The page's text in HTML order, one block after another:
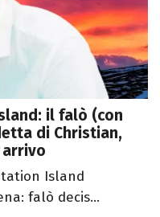
il falò (con
di Christian,
Island
falò decis...